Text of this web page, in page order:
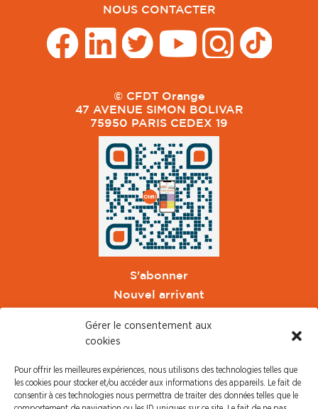
Gérer le consentement aux
cookies
Pour offrir les meilleures expériences, nous utilisons des technologies telles que
les cookies pour stocker et/ou accéder aux informations des appareils. Le fait de
consentir à ces technologies nous permettra de traiter des données telles que le
NOUS CONTACTER
© CFDT Orange
47 AVENUE SIMON BOLIVAR
75950 PARIS CEDEX 19
S'abonner
Nouvel arrivant
CFDT Cadres
CFDT Retraités